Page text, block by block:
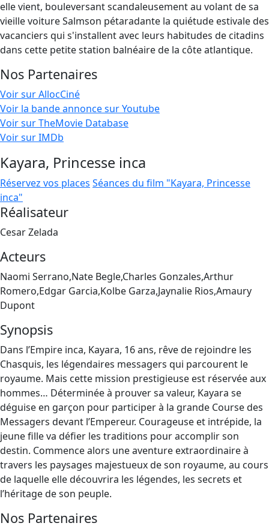
elle vient, bouleversant scandaleusement au volant de sa
vieille voiture Salmson pétaradante la quiétude estivale des
vacanciers qui s'installent avec leurs habitudes de citadins
dans cette petite station balnéaire de la côte atlantique.
Nos Partenaires
Voir sur AllocCiné
Voir la bande annonce sur Youtube
Voir sur TheMovie Database
Voir sur IMDb
Kayara, Princesse inca
Réservez vos places Séances du film "Kayara, Princesse
inca"
Réalisateur
Cesar Zelada
Acteurs
Naomi Serrano,Nate Begle,Charles Gonzales,Arthur
Romero,Edgar Garcia,Kolbe Garza,Jaynalie Rios,Amaury
Dupont
Synopsis
Dans l’Empire inca, Kayara, 16 ans, rêve de rejoindre les
Chasquis, les légendaires messagers qui parcourent le
royaume. Mais cette mission prestigieuse est réservée aux
hommes… Déterminée à prouver sa valeur, Kayara se
déguise en garçon pour participer à la grande Course des
Messagers devant l’Empereur. Courageuse et intrépide, la
jeune fille va défier les traditions pour accomplir son
destin. Commence alors une aventure extraordinaire à
travers les paysages majestueux de son royaume, au cours
de laquelle elle découvrira les légendes, les secrets et
l’héritage de son peuple.
Nos Partenaires